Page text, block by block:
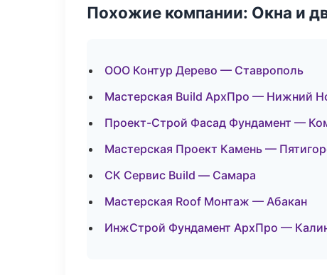
Похожие компании: Окна и
ООО Контур Дерево — Ставрополь
Мастерская Build АрхПро — Нижний
Проект-Строй Фасад Фундамент —
Мастерская Проект Камень —
СК Сервис Build — Самара
Мастерская Roof Монтаж — Абакан
ИнжСтрой Фундамент АрхПро —